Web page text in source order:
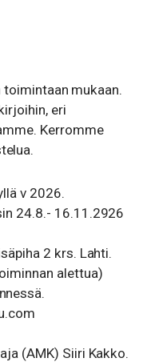
mukaan.
eri
Kerromme
v 2026.
24.8.- 16.11.2926
2 krs. Lahti.
alettua)
(AMK) Siiri Kakko.